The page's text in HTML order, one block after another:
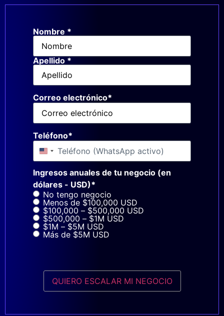
Nombre*
Nombre *
Apellido *
Correo electrónico*
Teléfono*
Estados Unidos +1
Ingresos anuales de tu negocio (en
dólares - USD)*
No tengo negocio
Menos de $100,000 USD
$100,000 – $500,000 USD
$500,000 – $1M USD
$1M – $5M USD
Más de $5M USD
QUIERO ESCALAR MI NEGOCIO